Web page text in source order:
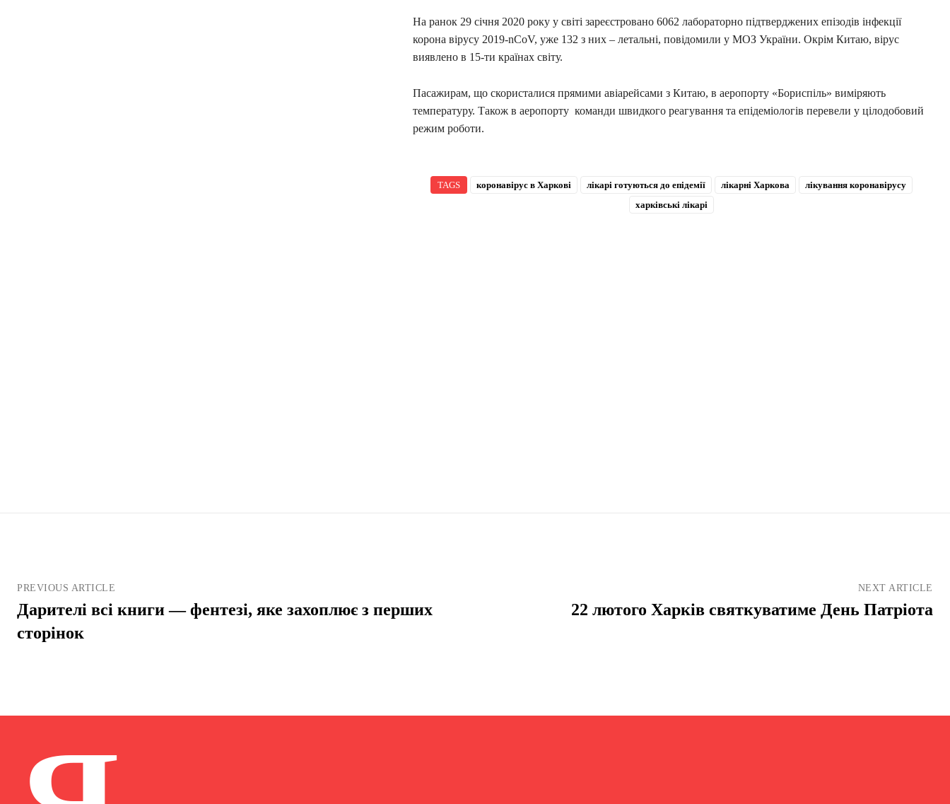
На ранок 29 січня 2020 року у світі зареєстровано 6062 лабораторно підтверджених епізодів інфекції
корона вірусу 2019-nCoV, уже 132 з них – летальні, повідомили у МОЗ України. Окрім Китаю, вірус
виявлено в 15-ти країнах світу.
Пасажирам, що скористалися прямими авіарейсами з Китаю, в аеропорту «Бориспіль» виміряють
температуру. Також в аеропорту команди швидкого реагування та епідеміологів перевели у цілодобовий
режим роботи.
TAGS коронавірус в Харкові лікарі готуються до епідемії лікарні Харкова
лікування коронавірусу
харківські лікарі
PREVIOUS ARTICLE
Дарителі всі книги — фентезі, яке захоплює з перших
сторінок
NEXT ARTICLE
22 лютого Харків святкуватиме День Патріота